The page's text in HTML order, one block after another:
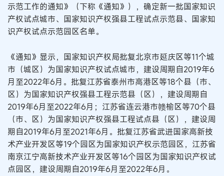
示范工作的通知》（下称《通知》），确定新一批国家知识
产权试点城市、国家知识产权强县工程试点示范县、国家知
识产权试点示范园区名单。
《通知》显示，国家知识产权局批复北京市延庆区等11个城
市（城区）为国家知识产权试点城市，建设周期自2019年6
月至2022年6月。批复江苏省泰州市高港区等18个县（市、
区）为国家知识产权强县工程示范县（区），建设周期自
2019年6月至2022年6月；江苏省连云港市赣榆区等70个县
（市、区）为国家知识产权强县工程试点县（区），建设周
期自2019年6月至2021年6月。批复江苏省武进国家高新技
术产业开发区等19个园区为国家知识产权示范园区，江苏省
南京江宁高新技术产业开发区等16个园区为国家知识产权试
点园区，建设周期自2019年6月至2022年6月。